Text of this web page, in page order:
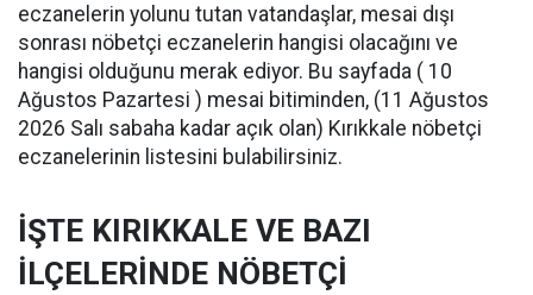
eczanelerin yolunu tutan vatandaşlar, mesai dışı
sonrası nöbetçi eczanelerin hangisi olacağını ve
hangisi olduğunu merak ediyor. Bu sayfada ( 10
Ağustos Pazartesi ) mesai bitiminden, (11 Ağustos
2026 Salı sabaha kadar açık olan) Kırıkkale nöbetçi
eczanelerinin listesini bulabilirsiniz.
İŞTE KIRIKKALE VE BAZI
İLÇELERİNDE NÖBETÇİ